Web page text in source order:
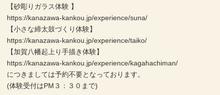
【砂彫りガラス体験 】
https://kanazawa-kankou.jp/experience/suna/
【小さな締太鼓づくり体験】
https://kanazawa-kankou.jp/experience/taiko/
【加賀八幡起上り手描き体験】
https://kanazawa-kankou.jp/experience/kagahachiman/
につきましては予約不要となっております。
(体験受付はPM３：３０まで)